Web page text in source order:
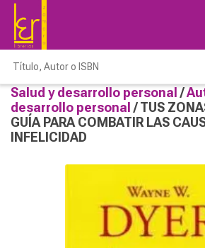
Salud y desarrollo personal /
desarrollo personal / TUS
GUÍA PARA COMBATIR LAS
INFELICIDAD